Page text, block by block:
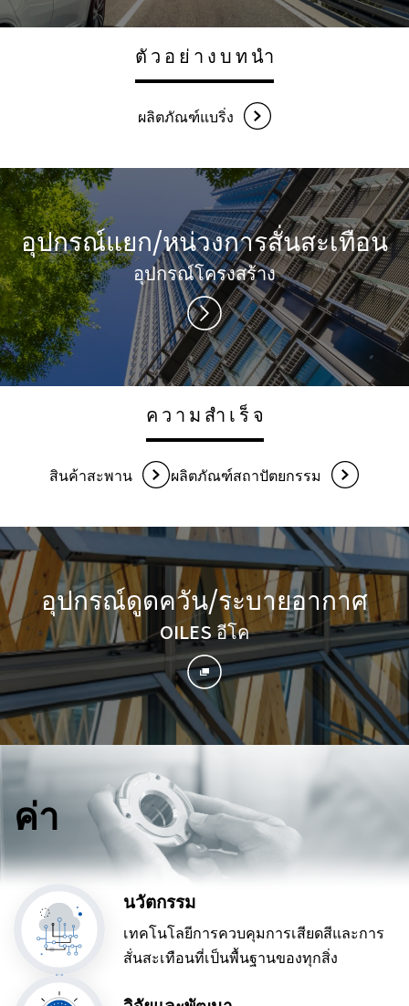
ตัวอย่างบทนำ
ผลิตภัณฑ์แบริ่ง
อุปกรณ์แยก/หน่วงการสั่นสะเทือน
อุปกรณ์โครงสร้าง
ความสำเร็จ
สินค้าสะพาน ผลิตภัณฑ์สถาปัตยกรรม
อุปกรณ์ดูดควัน/ระบายอากาศ
OILES อีโค
ค่า
นวัตกรรม
เทคโนโลยีการควบคุมการเสียดสีและการ
สั่นสะเทือนที่เป็นพื้นฐานของทุกสิ่ง